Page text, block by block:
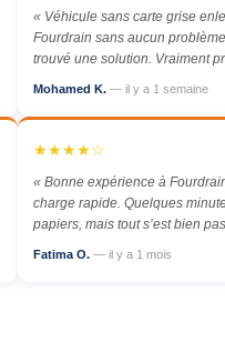
« Véhicule sans carte grise
Fourdrain sans aucun
trouvé une solution. Vraiment
Mohamed K. — il y a 1 semaine
★★★★☆
« Bonne expérience à
charge rapide. Quelques
papiers, mais tout s’est bien
Fatima O. — il y a 1 mois